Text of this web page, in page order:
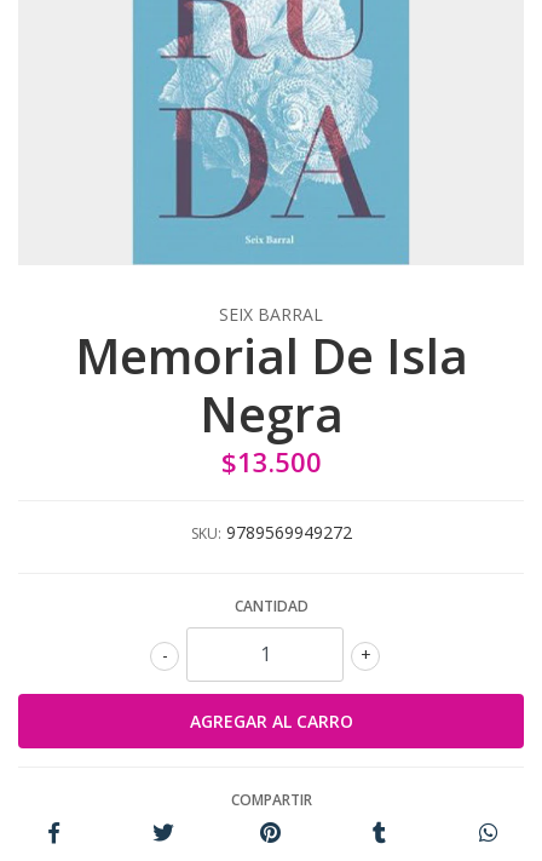
SEIX BARRAL
Memorial De Isla
Negra
$13.500
SKU: 9789569949272
CANTIDAD
+
-
COMPARTIR